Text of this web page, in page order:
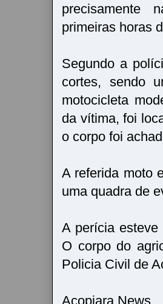
precisamente
primeiras horas
Segundo a
cortes, sendo
motocicleta
da vítima, foi
o corpo foi
A referida moto
uma quadra de
A perícia
O corpo do
Policia Civil de
Acopiara News